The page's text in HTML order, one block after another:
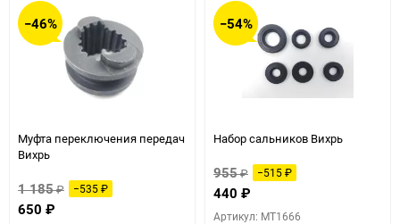
−46%
Муфта переключения передач
Вихрь
1 185₽ −535₽
650 ₽
−54%
Набор сальников Вихрь
955₽ −515₽
440 ₽
Артикул: MT1666